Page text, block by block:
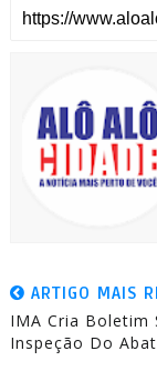
e
b
e
ARTIGO MAIS
IMA Cria Boletim
Inspeção Do